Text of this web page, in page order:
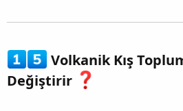
Volkanik Kış
Değiştirir